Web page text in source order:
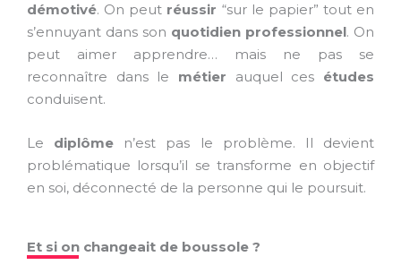
démotivé. On peut réussir “sur le papier” tout en
s’ennuyant dans son quotidien professionnel. On
peut aimer apprendre… mais ne pas se
reconnaître dans le métier auquel ces études
conduisent.
Le diplôme n’est pas le problème. Il devient
problématique lorsqu’il se transforme en objectif
en soi, déconnecté de la personne qui le poursuit.
Et si on changeait de boussole ?